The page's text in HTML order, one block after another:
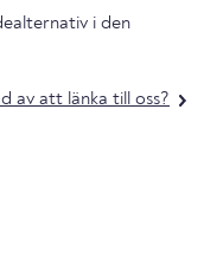
i den
av att länka till oss?